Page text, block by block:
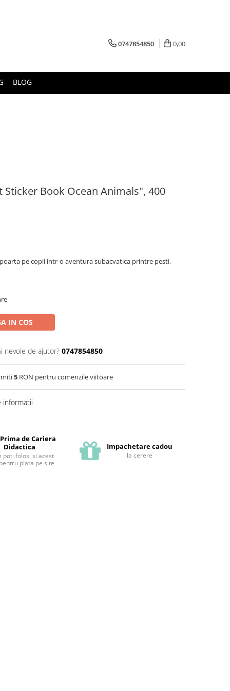
0747854850 0,00
BLOG
Book Ocean Animals", 400
pe copii intr-o aventura subacvatica printre pesti,
IN COS
nevoie de ajutor? 0747854850
5 RON pentru comenzile viitoare
informatii
de Cariera
Didactica
poti folosi si acest
plata pe site
Impachetare cadou
la cerere